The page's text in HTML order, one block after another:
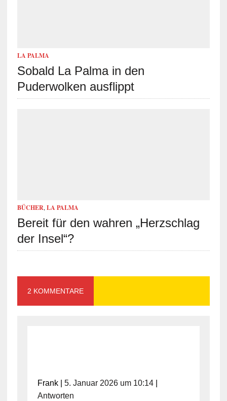
LA PALMA
Sobald La Palma in den
Puderwolken ausflippt
BÜCHER, LA PALMA
Bereit für den wahren „Herzschlag
der Insel“?
2 KOMMENTARE
Frank| 5. Januar 2026 um 10:14|
Antworten